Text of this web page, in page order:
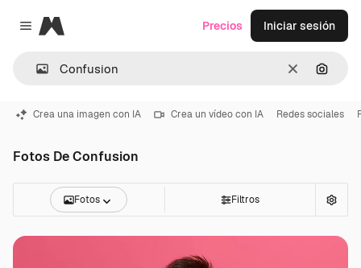
Close menu
Magnific
Borrar
Precios Iniciar sesión
Crea una imagen con IA Crea un vídeo con IA Redes sociales
Fotos De Confusion
Fotos Filtros